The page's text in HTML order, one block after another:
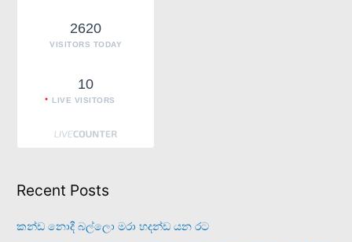
2620
VISITORS TODAY
10
LIVE VISITORS
Recent Posts
කන්ඩ නොදී බල්ලො මරා හදන්ඩ යන රට